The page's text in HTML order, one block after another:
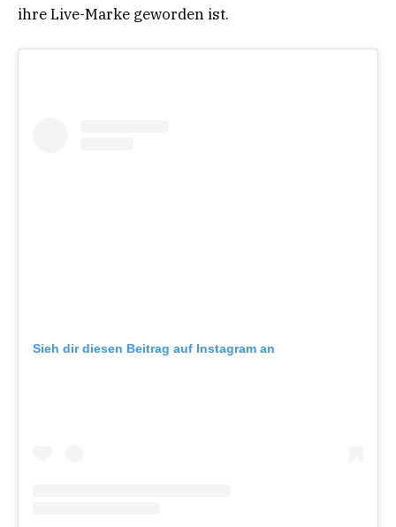
ihre Live-Marke geworden ist.
Sieh dir diesen Beitrag auf Instagram an